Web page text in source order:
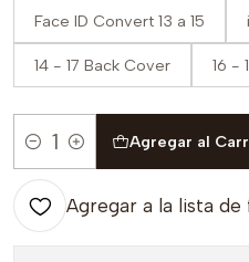
Face ID Convert 13 a 15
14 - 17 Back Cover 16 -
Cantidad
Agregar al
Agregar a la lista de